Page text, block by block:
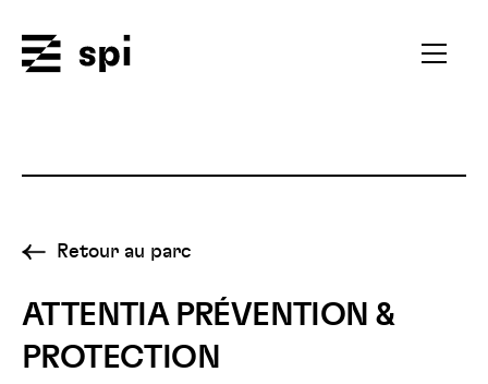
Ouvrir
Retour au parc
ATTENTIA PRÉVENTION &
PROTECTION